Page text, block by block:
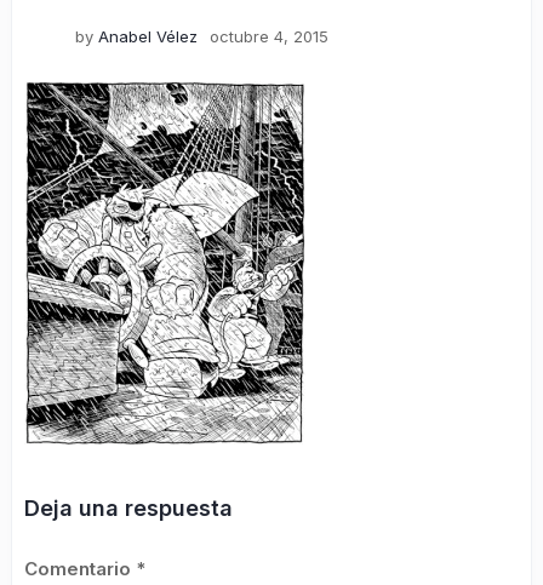
by Anabel Vélez octubre 4, 2015
Deja una respuesta
Comentario *